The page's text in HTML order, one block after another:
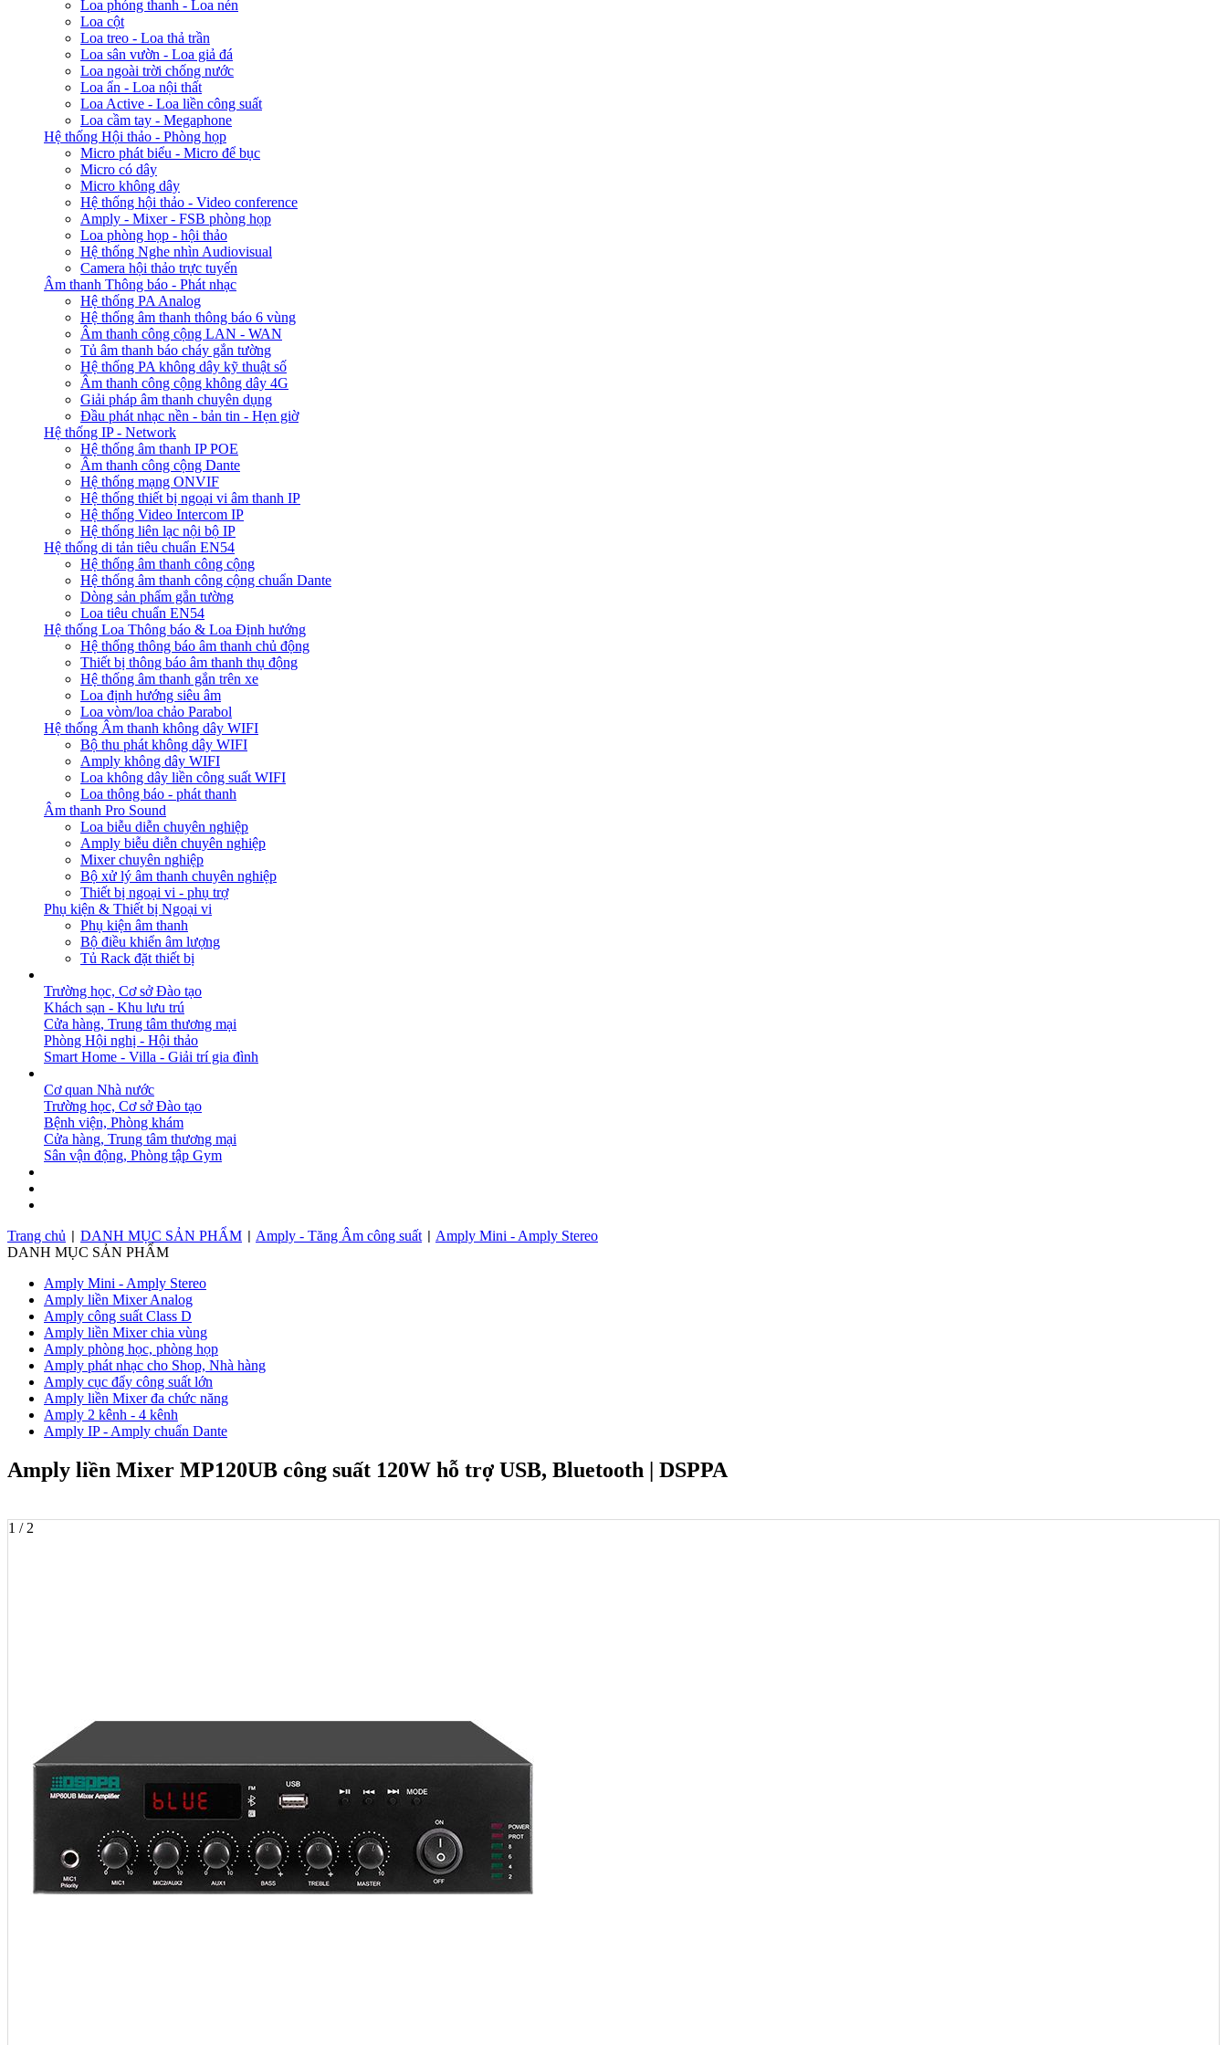
Loa phóng thanh - Loa nén
Loa cột
Loa treo - Loa thả trần
Loa sân vườn - Loa giả đá
Loa ngoài trời chống nước
Loa ẩn - Loa nội thất
Loa Active - Loa liền công suất
Loa cầm tay - Megaphone
Hệ thống Hội thảo - Phòng họp
Micro phát biểu - Micro để bục
Micro có dây
Micro không dây
Hệ thống hội thảo - Video conference
Amply - Mixer - FSB phòng họp
Loa phòng họp - hội thảo
Hệ thống Nghe nhìn Audiovisual
Camera hội thảo trực tuyến
Âm thanh Thông báo - Phát nhạc
Hệ thống PA Analog
Hệ thống âm thanh thông báo 6 vùng
Âm thanh công cộng LAN - WAN
Tủ âm thanh báo cháy gắn tường
Hệ thống PA không dây kỹ thuật số
Âm thanh công cộng không dây 4G
Giải pháp âm thanh chuyên dụng
Đầu phát nhạc nền - bản tin - Hẹn giờ
Hệ thống IP - Network
Hệ thống âm thanh IP POE
Âm thanh công cộng Dante
Hệ thống mạng ONVIF
Hệ thống thiết bị ngoại vi âm thanh IP
Hệ thống Video Intercom IP
Hệ thống liên lạc nội bộ IP
Hệ thống di tản tiêu chuẩn EN54
Hệ thống âm thanh công cộng
Hệ thống âm thanh công cộng chuẩn Dante
Dòng sản phẩm gắn tường
Loa tiêu chuẩn EN54
Hệ thống Loa Thông báo & Loa Định hướng
Hệ thống thông báo âm thanh chủ động
Thiết bị thông báo âm thanh thụ động
Hệ thống âm thanh gắn trên xe
Loa định hướng siêu âm
Loa vòm/loa chảo Parabol
Hệ thống Âm thanh không dây WIFI
Bộ thu phát không dây WIFI
Amply không dây WIFI
Loa không dây liền công suất WIFI
Loa thông báo - phát thanh
Âm thanh Pro Sound
Loa biễu diễn chuyên nghiệp
Amply biễu diễn chuyên nghiệp
Mixer chuyên nghiệp
Bộ xử lý âm thanh chuyên nghiệp
Thiết bị ngoại vi - phụ trợ
Phụ kiện & Thiết bị Ngoại vi
Phụ kiện âm thanh
Bộ điều khiển âm lượng
Tủ Rack đặt thiết bị
Trường học, Cơ sở Đào tạo
Khách sạn - Khu lưu trú
Cửa hàng, Trung tâm thương mại
Phòng Hội nghị - Hội thảo
Smart Home - Villa - Giải trí gia đình
Cơ quan Nhà nước
Trường học, Cơ sở Đào tạo
Bệnh viện, Phòng khám
Cửa hàng, Trung tâm thương mại
Sân vận động, Phòng tập Gym
Trang chủ
DANH MỤC SẢN PHẨM Amply - Tăng Âm công suất
Amply Mini - Amply Stereo
DANH MỤC SẢN PHẨM
Amply Mini - Amply Stereo
Amply liền Mixer Analog
Amply công suất Class D
Amply liền Mixer chia vùng
Amply phòng học, phòng họp
Amply phát nhạc cho Shop, Nhà hàng
Amply cục đẩy công suất lớn
Amply liền Mixer đa chức năng
Amply 2 kênh - 4 kênh
Amply IP - Amply chuẩn Dante
Amply liền Mixer MP120UB công suất 120W hỗ trợ USB, Bluetooth | DSPPA
1 / 2